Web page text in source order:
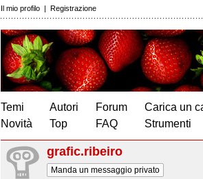
Il mio profilo | Registrazione
Temi
Novità
Autori
Top
Forum
FAQ
Carica un
Strumenti
grafic.ribeiro
Manda un messaggio privato